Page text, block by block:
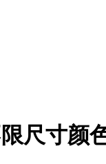
尺寸颜